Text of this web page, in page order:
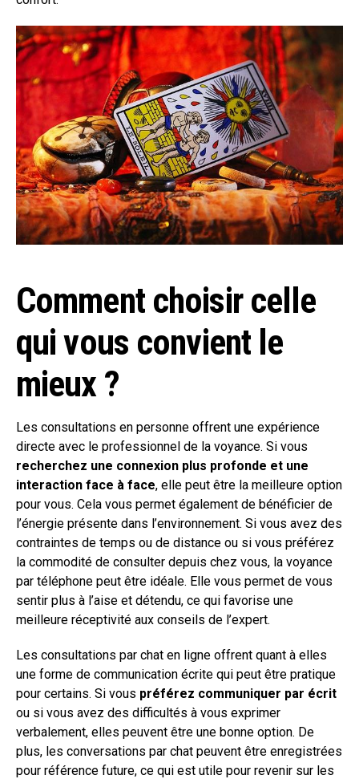
Comment choisir celle
qui vous convient le
mieux ?
Les consultations en personne offrent une expérience
directe avec le professionnel de la voyance. Si vous
recherchez une connexion plus profonde et une
interaction face à face, elle peut être la meilleure option
pour vous. Cela vous permet également de bénéficier de
l’énergie présente dans l’environnement. Si vous avez des
contraintes de temps ou de distance ou si vous préférez
la commodité de consulter depuis chez vous, la voyance
par téléphone peut être idéale. Elle vous permet de vous
sentir plus à l’aise et détendu, ce qui favorise une
meilleure réceptivité aux conseils de l’expert.
Les consultations par chat en ligne offrent quant à elles
une forme de communication écrite qui peut être pratique
pour certains. Si vous préférez communiquer par écrit
ou si vous avez des difficultés à vous exprimer
verbalement, elles peuvent être une bonne option. De
plus, les conversations par chat peuvent être enregistrées
pour référence future, ce qui est utile pour revenir sur les